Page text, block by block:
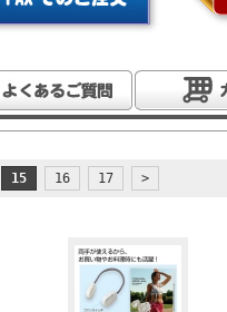
15 16 17 >